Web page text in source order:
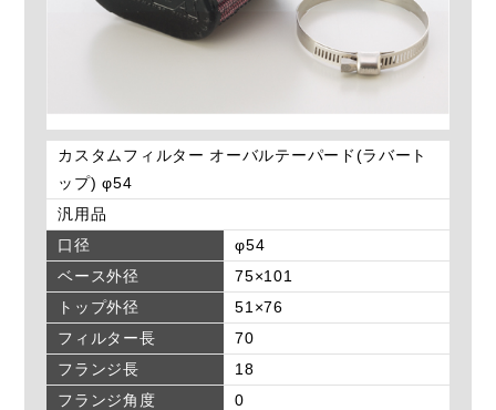
カスタムフィルター オーバルテーパード(ラバート
ップ) φ54
汎用品
口径
φ54
ベース外径
75×101
トップ外径
51×76
フィルター長
70
フランジ長
18
フランジ角度
0